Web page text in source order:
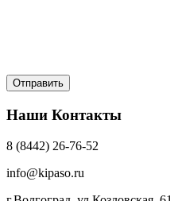
Наши Контакты
8 (8442) 26-76-52
info@kipaso.ru